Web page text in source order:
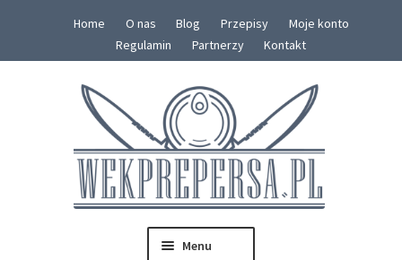
Home O nas Blog Przepisy
Moje konto
Regulamin
Partnerzy Kontakt
Menu